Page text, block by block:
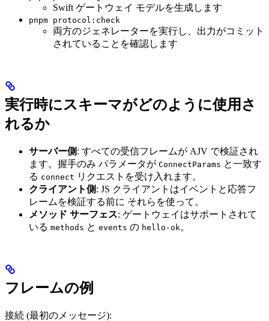
Swift ゲートウェイ モデルを生成します
pnpm protocol:check
両方のジェネレーターを実行し、出力がコミット
されていることを確認します
実行時にスキーマがどのように使用さ
れるか
サーバー側 : すべての受信フレームが AJV で検証され
ます。握手のみ パラメータが ConnectParams と一致す
る connect リクエストを受け入れます。
クライアント側 : JS クライアントはイベントと応答フ
レームを検証する前に それらを使って。
メソッド サーフェス: ゲートウェイはサポートされて
いる methods と events の hello-ok 。
フレームの例
接続 (最初のメッセージ):